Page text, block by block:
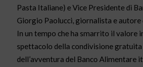
Pasta Italiane) e Vice Presidente di
Giorgio Paolucci, giornalista e autore
In un tempo che ha smarrito il valore
spettacolo della condivisione
dell’avventura del Banco Alimentare